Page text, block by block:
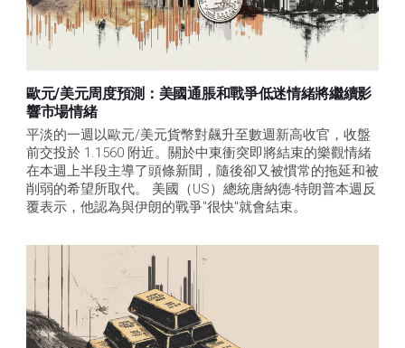
歐元/美元周度預測：美國通脹和戰爭低迷情緒將繼續影
響市場情緒
平淡的一週以歐元/美元貨幣對飆升至數週新高收官，收盤
前交投於 1.1560 附近。關於中東衝突即將結束的樂觀情緒
在本週上半段主導了頭條新聞，隨後卻又被慣常的拖延和被
削弱的希望所取代。 美國（US）總統唐納德-特朗普本週反
覆表示，他認為與伊朗的戰爭"很快"就會結束。